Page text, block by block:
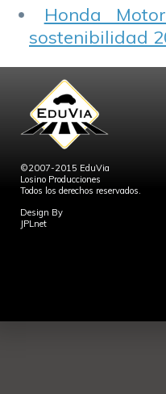
Honda
sostenibilidad
©2007-2015 EduVia
Losino Producciones
Todos los derechos reservados.
Design By
JPLnet